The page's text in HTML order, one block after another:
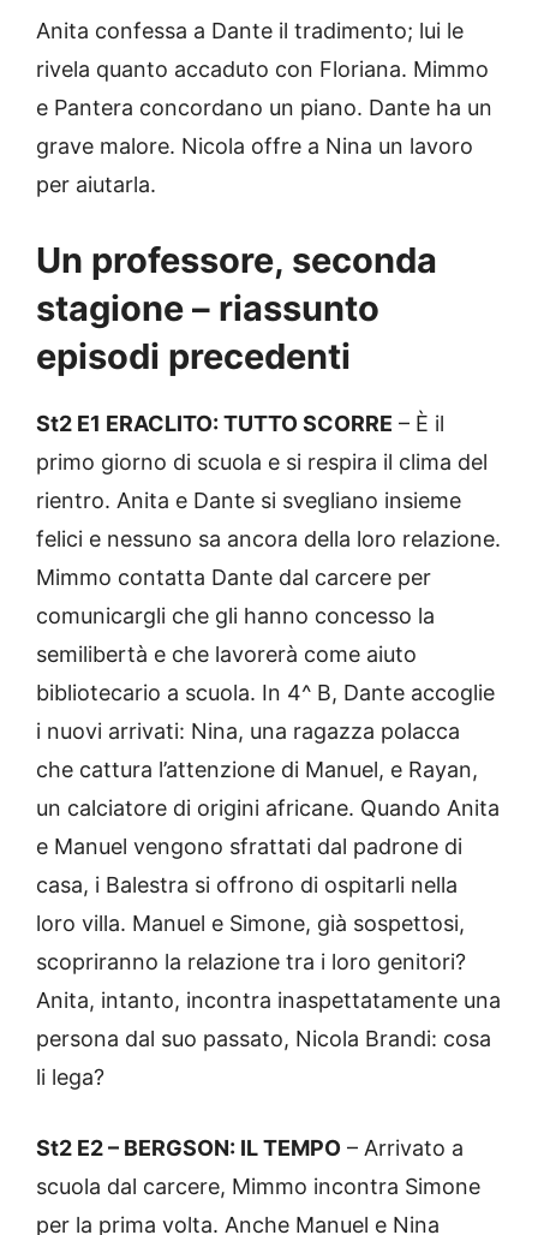
Anita confessa a Dante il tradimento; lui le
rivela quanto accaduto con Floriana. Mimmo
e Pantera concordano un piano. Dante ha un
grave malore. Nicola offre a Nina un lavoro
per aiutarla.
Un professore, seconda
stagione – riassunto
episodi precedenti
St2 E1 ERACLITO: TUTTO SCORRE – È il
primo giorno di scuola e si respira il clima del
rientro. Anita e Dante si svegliano insieme
felici e nessuno sa ancora della loro relazione.
Mimmo contatta Dante dal carcere per
comunicargli che gli hanno concesso la
semilibertà e che lavorerà come aiuto
bibliotecario a scuola. In 4^ B, Dante accoglie
i nuovi arrivati: Nina, una ragazza polacca
che cattura l’attenzione di Manuel, e Rayan,
un calciatore di origini africane. Quando Anita
e Manuel vengono sfrattati dal padrone di
casa, i Balestra si offrono di ospitarli nella
loro villa. Manuel e Simone, già sospettosi,
scopriranno la relazione tra i loro genitori?
Anita, intanto, incontra inaspettatamente una
persona dal suo passato, Nicola Brandi: cosa
li lega?
St2 E2 – BERGSON: IL TEMPO – Arrivato a
scuola dal carcere, Mimmo incontra Simone
per la prima volta. Anche Manuel e Nina